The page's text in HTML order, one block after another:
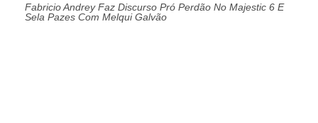
Fabricio Andrey Faz Discurso Pró Perdão No Majestic 6 E
Sela Pazes Com Melqui Galvão